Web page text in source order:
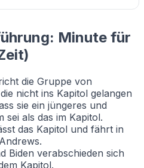
Minute für
die Gruppe von
nicht ins Kapitol gelangen
sie ein jüngeres und
sei als das im Kapitol.
das Kapitol und fährt in
Biden verabschieden sich
Kapitol.